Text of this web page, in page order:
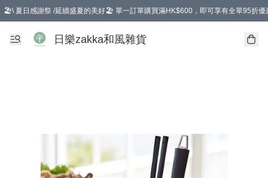
🏖️\ 夏日感謝祭 /延續盛夏的美好🏖️ 單一訂單購買滿HK$600，即可享有全單95折優
選擇GoGoX住宅/工商地址配送，單一訂單消費購物滿HK$680(折扣後），可享有
日樂zakka和風雜貨